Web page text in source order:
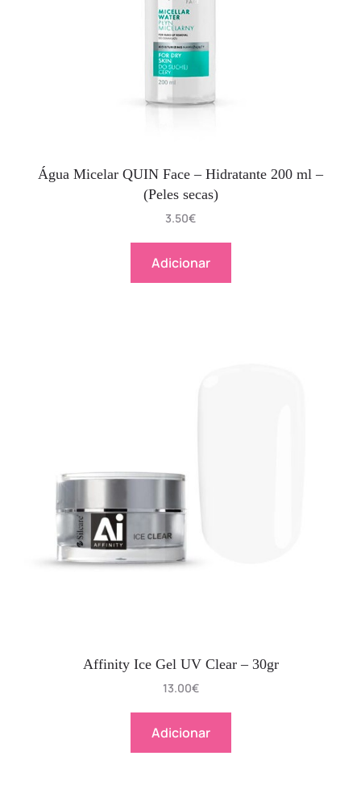
Água Micelar QUIN Face – Hidratante 200 ml –
(Peles secas)
3.50€
Adicionar
Affinity Ice Gel UV Clear – 30gr
13.00€
Adicionar